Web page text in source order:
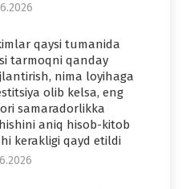
qaysi tumanida
tarmoqni qanday
nima loyihaga
olib kelsa, eng
samaradorlikka
aniq hisob-kitob
kerakligi qayd etildi